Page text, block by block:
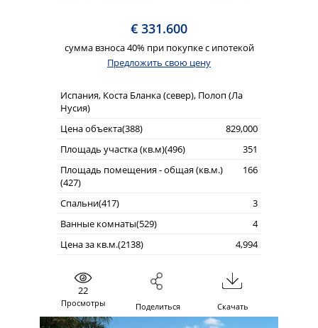
€ 331.600
сумма взноса 40% при покупке с ипотекой
Предложить свою цену
Испания, Коста Бланка (север), Полоп (Ла
Нусия)
Цена объекта(388)
829,000
Площадь участка (кв.м)(496)
351
Площадь помещения - общая (кв.м.)
(427)
166
Спальни(417)
3
Ванные комнаты(529)
4
Цена за кв.м.(2138)
4,994
22
Просмотры Поделиться Скачать